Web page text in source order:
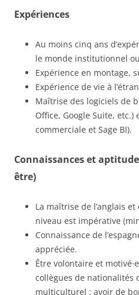
Expériences
Au moins cinq ans
le monde institutionnel
Expérience en montage,
Expérience de vie à
Maîtrise des logiciels de
Office, Google Suite, etc.)
commerciale et Sage BI).
Connaissances et
être)
La maîtrise de l’anglais
niveau est impérative
Connaissance de
appréciée.
Être volontaire et
collègues de nationalités
multiculturel ; avoir de